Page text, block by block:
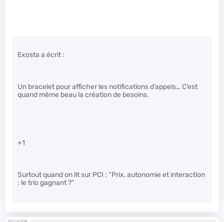
Exosta a écrit :
Un bracelet pour afficher les notifications d’appels… C’est
quand même beau la création de besoins.
+1
Surtout quand on lit sur PCI : “Prix, autonomie et interaction
: le trio gagnant ?”